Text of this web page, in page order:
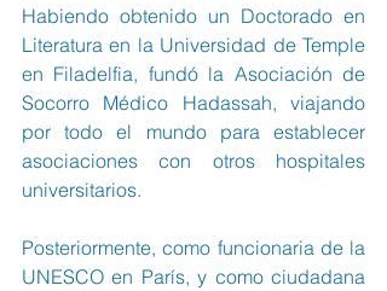
Habiendo obtenido un Doctorado en
Literatura en la Universidad de Temple
en Filadelfia, fundó la Asociación de
Socorro Médico Hadassah, viajando
por todo el mundo para establecer
asociaciones con otros hospitales
universitarios.
Posteriormente, como funcionaria de la
UNESCO en París, y como ciudadana